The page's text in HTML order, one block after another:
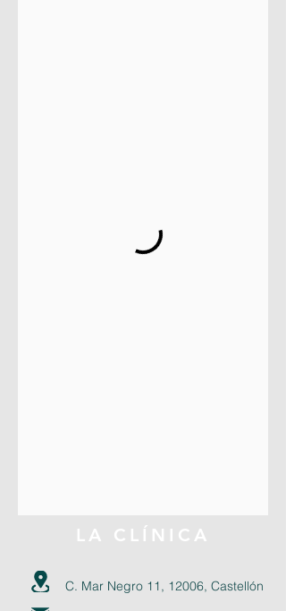
LA CLÍNICA
C. Mar Negro 11, 12006, Castellón